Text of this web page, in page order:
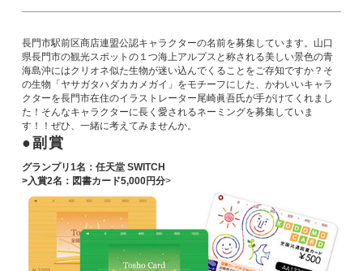
長門市駅前区商店連盟公認キャラクターの名前を募集しています。山口
県長門市の観光スポットの１つ海上アルプスと称される美しい景色の青
海島沖にはクリオネ似た生物が迷い込んでくることをご存知ですか？そ
の生物「ヤサガタハダカカメガイ」をモチーフにした、かわいいキャラ
クターを長門市在住のイラストレーター尾崎眞吾氏が手がけてくれまし
た！そんなキャラクターに長く愛されるネーミングを募集していま
す！！ぜひ、一緒に考えてみませんか。
副賞
グランプリ1名：任天堂 SWITCH
>入賞2名：図書カード5,000円分>